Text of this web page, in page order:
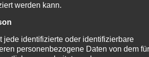
werden kann.
jede identifizierte oder identifizierbare
personenbezogene Daten von dem